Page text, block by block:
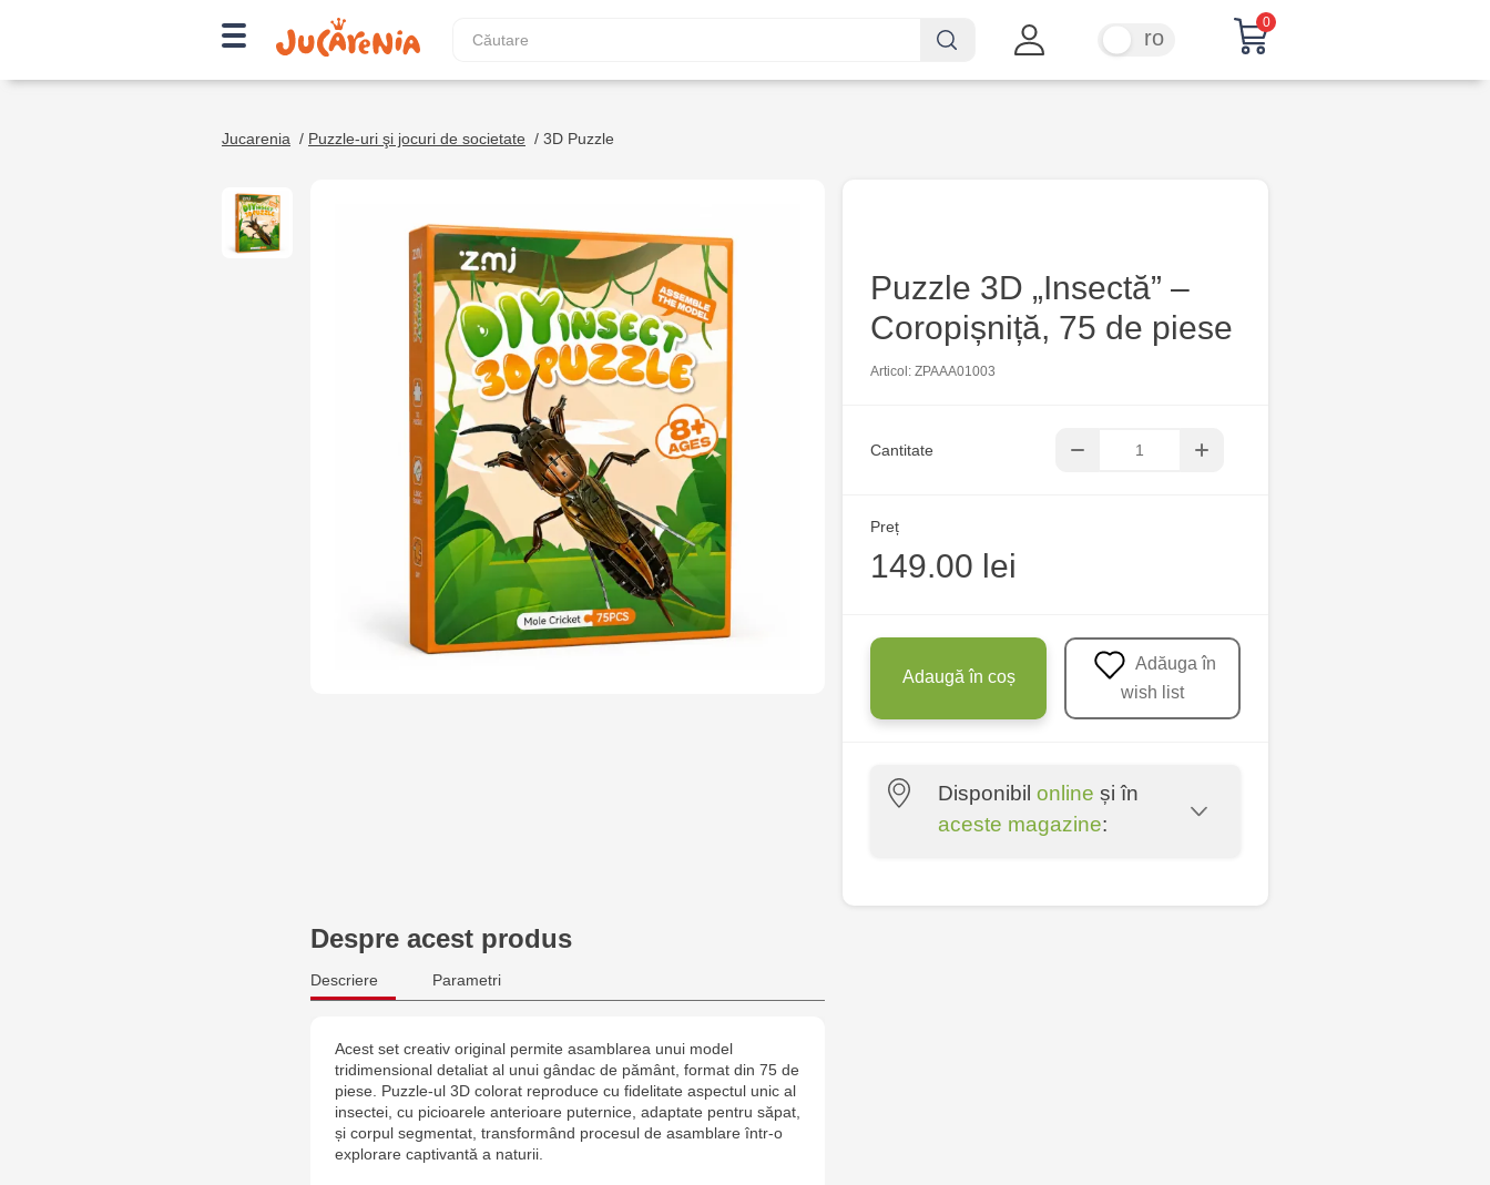
ro
0
Jucarenia / Puzzle-uri şi jocuri de societate / 3D Puzzle
Puzzle 3D „Insectă” –
Coropișniță, 75 de piese
Articol: ZPAAA01003
Cantitate
Preț
149.00 lei
Adaugă în coș
wish list
Disponibil online și în
aceste magazine:
Socoleni, 7
Despre acest produs
Descriere Parametri
Acest set creativ original permite asamblarea unui model
tridimensional detaliat al unui gândac de pământ, format din 75 de
piese. Puzzle-ul 3D colorat reproduce cu fidelitate aspectul unic al
insectei, cu picioarele anterioare puternice, adaptate pentru săpat,
și corpul segmentat, transformând procesul de asamblare într-o
explorare captivantă a naturii.